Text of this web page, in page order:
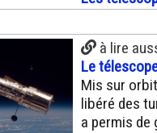
à lire
Le
Mis sur
libéré des
a permis de